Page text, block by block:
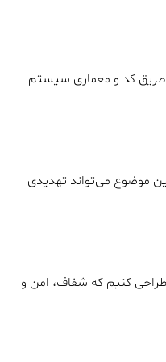
طریق کد و معماری سیستم
موضوع می‌تواند تهدیدی
کنیم که شفاف، امن و